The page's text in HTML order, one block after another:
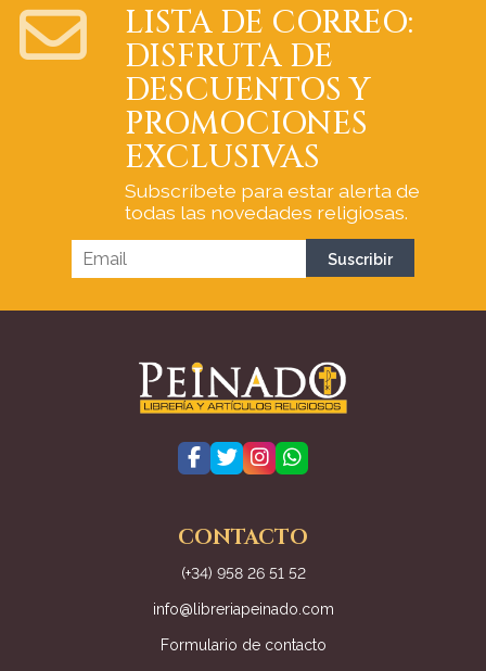
LISTA DE CORREO:
DISFRUTA DE
DESCUENTOS Y
PROMOCIONES
EXCLUSIVAS
Subscríbete para estar alerta de
todas las novedades religiosas.
CONTACTO
(+34) 958 26 51 52
info@libreriapeinado.com
Formulario de contacto